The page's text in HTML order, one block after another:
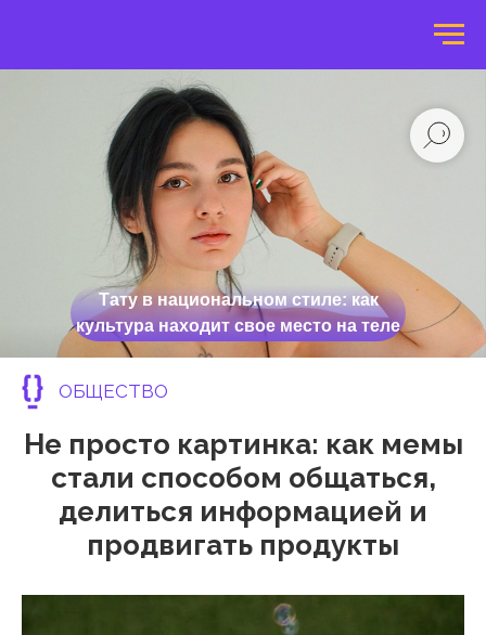
Тату в национальном стиле: как
культура находит свое место на теле
ОБЩЕСТВО
Не просто картинка: как мемы
стали способом общаться,
делиться информацией и
продвигать продукты